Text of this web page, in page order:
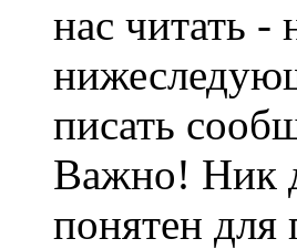
нас читать -
писать
Важно! Ник
понятен